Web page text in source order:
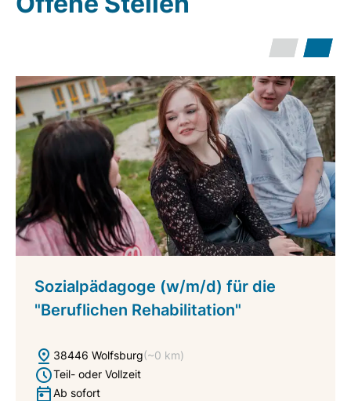
Sozialpädagoge (w/m/d) für die
"Beruflichen Rehabilitation"
38446 Wolfsburg(~0 km)
Teil- oder Vollzeit
Ab sofort